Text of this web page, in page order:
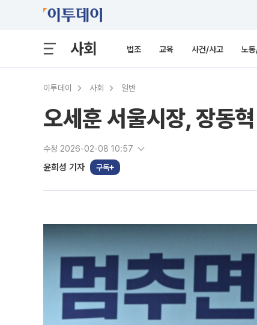
사회 법조 교육 사건/사고 노
이투데이 사회 일반
오세훈 서울시장, 장동
수정 2026-02-08 10:57
윤희성 기자 구독